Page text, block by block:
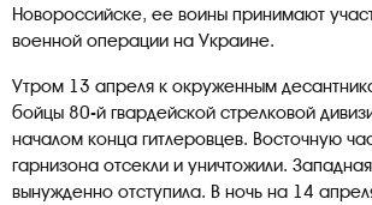
Новороссийске, ее воины принимают
военной операции на Украине.
Утром 13 апреля к окруженным
бойцы 80-й гвардейской стрелковой
началом конца гитлеровцев. Восточную
гарнизона отсекли и уничтожили.
вынужденно отступила. В ночь на 14